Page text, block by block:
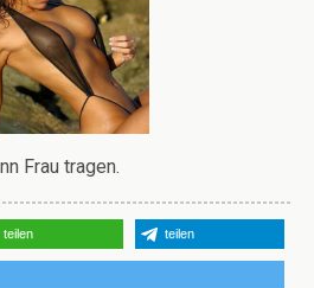
Frau tragen.
teilen teilen